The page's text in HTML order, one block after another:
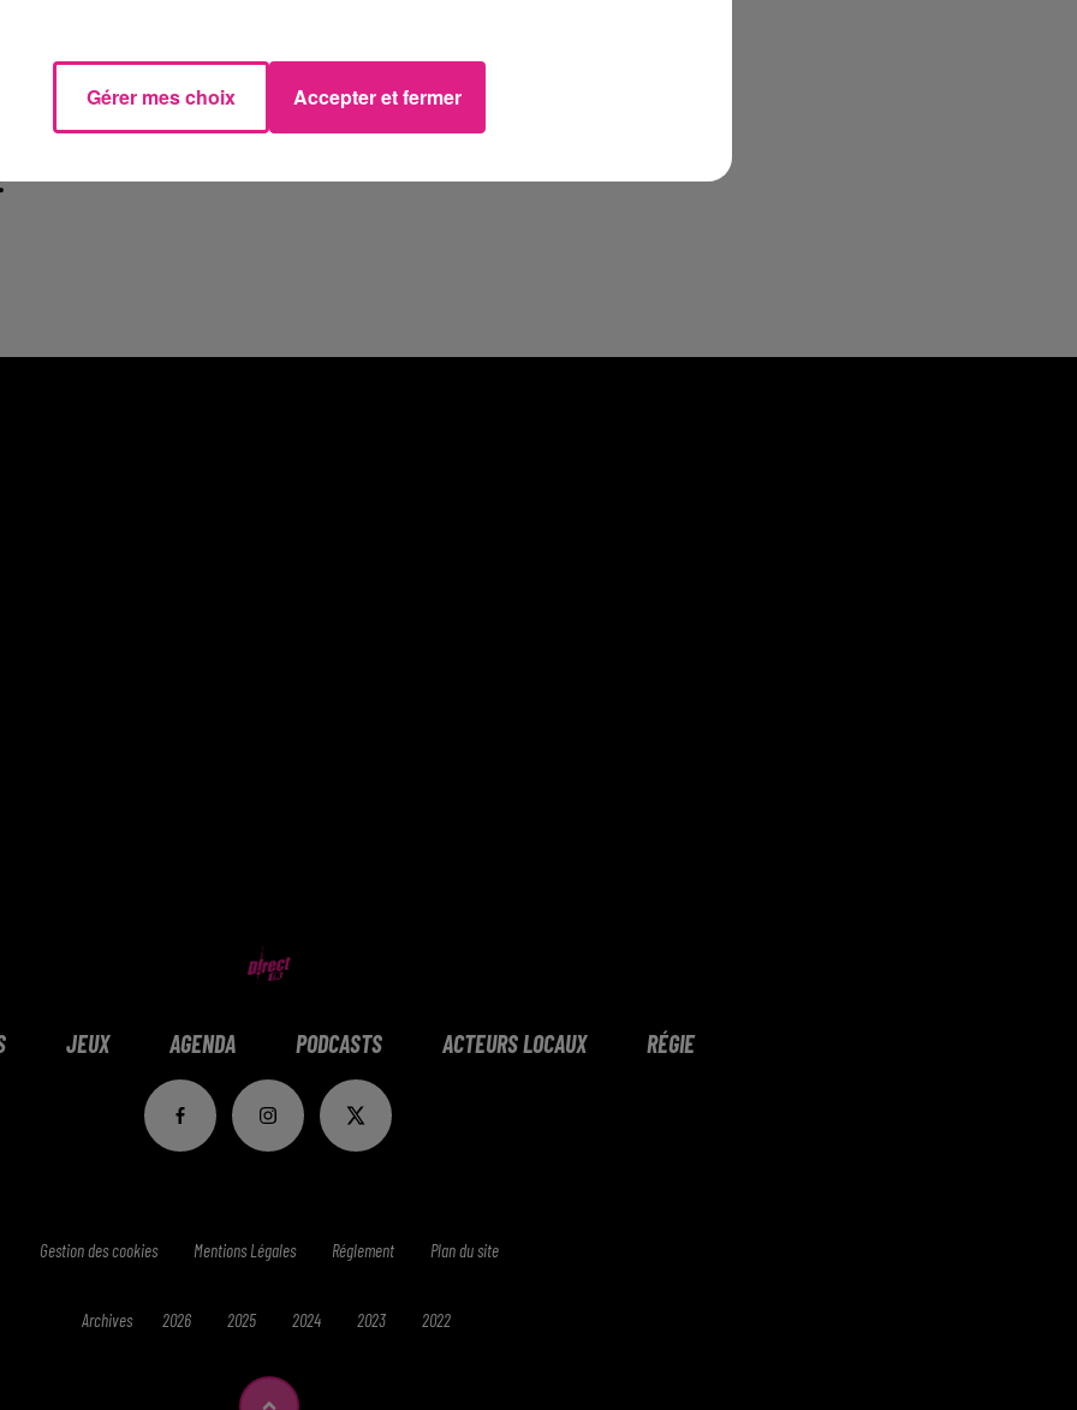
�conomique qui fait r�ver de
Nous avons souhait� en
Explication avecle directeur de
JEUX AGENDA PODCASTS ACTEURS LOCAUX RÉGIE
Gestion des cookies Mentions Légales Réglement Plan du site
Archives 2026 2025 2024 2023 2022
Gérer mes choix Accepter et fermer